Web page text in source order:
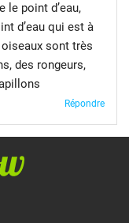
le point d’eau,
d’eau qui est à
sont très
des rongeurs,
Répondre